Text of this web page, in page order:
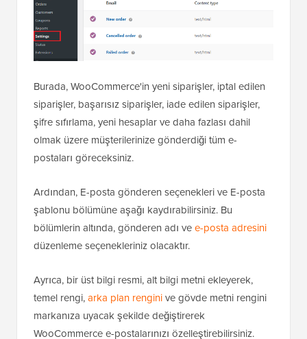
Burada, WooCommerce'in yeni siparişler, iptal edilen
siparişler, başarısız siparişler, iade edilen siparişler,
şifre sıfırlama, yeni hesaplar ve daha fazlası dahil
olmak üzere müşterilerinize gönderdiği tüm e-
postaları göreceksiniz.
Ardından, E-posta gönderen seçenekleri ve E-posta
şablonu bölümüne aşağı kaydırabilirsiniz. Bu
bölümlerin altında, gönderen adı vee-posta adresini
düzenleme seçenekleriniz olacaktır.
Ayrıca, bir üst bilgi resmi, alt bilgi metni ekleyerek,
temel rengi,arka plan renginive gövde metni rengini
markanıza uyacak şekilde değiştirerek
WooCommerce e-postalarınızı özelleştirebilirsiniz.